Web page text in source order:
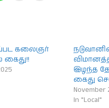
கலைஞர்
இழந்த
கைது
November
In "Local"